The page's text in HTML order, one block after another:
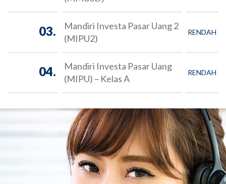
03.
Mandiri Investa Pasar Uang 2
(MIPU2)
RENDAH
04.
Mandiri Investa Pasar Uang
(MIPU) – Kelas A
RENDAH